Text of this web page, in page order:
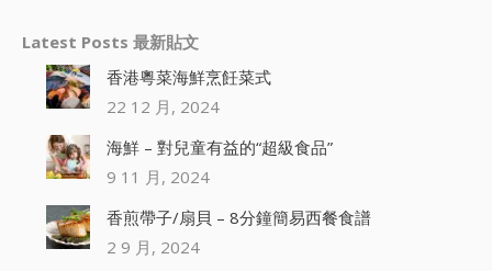
Latest Posts 最新貼文
香港粵菜海鮮烹飪菜式
22 12 月, 2024
海鮮 – 對兒童有益的“超級食品”
9 11 月, 2024
香煎帶子/扇貝 – 8分鐘簡易西餐食譜
2 9 月, 2024